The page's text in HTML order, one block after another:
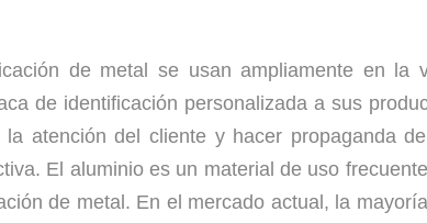
de metal se usan ampliamente en la
de identificación personalizada a sus
la atención del cliente y hacer propaganda
El aluminio es un material de uso
de metal. En el mercado actual, la